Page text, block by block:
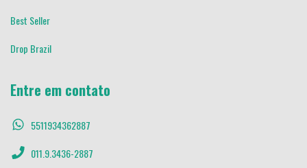
Best Seller
Drop Brazil
Entre em contato
5511934362887
011.9.3436-2887